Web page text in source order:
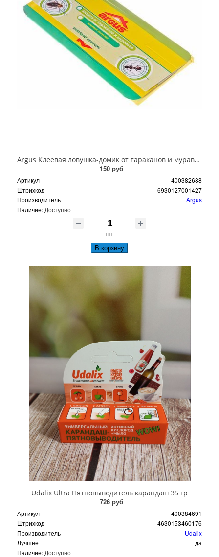
Argus Клеевая ловушка-домик от тараканов и муравьев
150 руб
Артикул
400382688
Штрихкод
6930127001427
Производитель
Argus
Наличие: Доступно
шт
В корзину
Udalix Ultra Пятновыводитель карандаш 35 гр
726 руб
Артикул
400384691
Штрихкод
4630153460176
Производитель
Udalix
Лучшее
да
Наличие: Доступно